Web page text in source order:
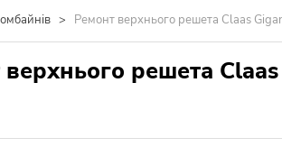
> Ремонт верхнього решета Claas
решета